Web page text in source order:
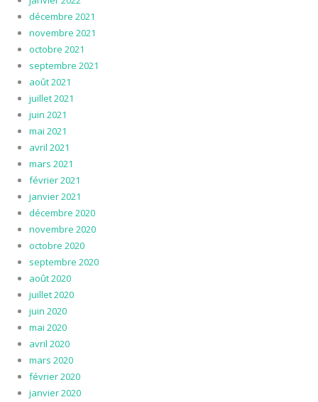
décembre 2021
novembre 2021
octobre 2021
septembre 2021
août 2021
juillet 2021
juin 2021
mai 2021
avril 2021
mars 2021
février 2021
janvier 2021
décembre 2020
novembre 2020
octobre 2020
septembre 2020
août 2020
juillet 2020
juin 2020
mai 2020
avril 2020
mars 2020
février 2020
janvier 2020